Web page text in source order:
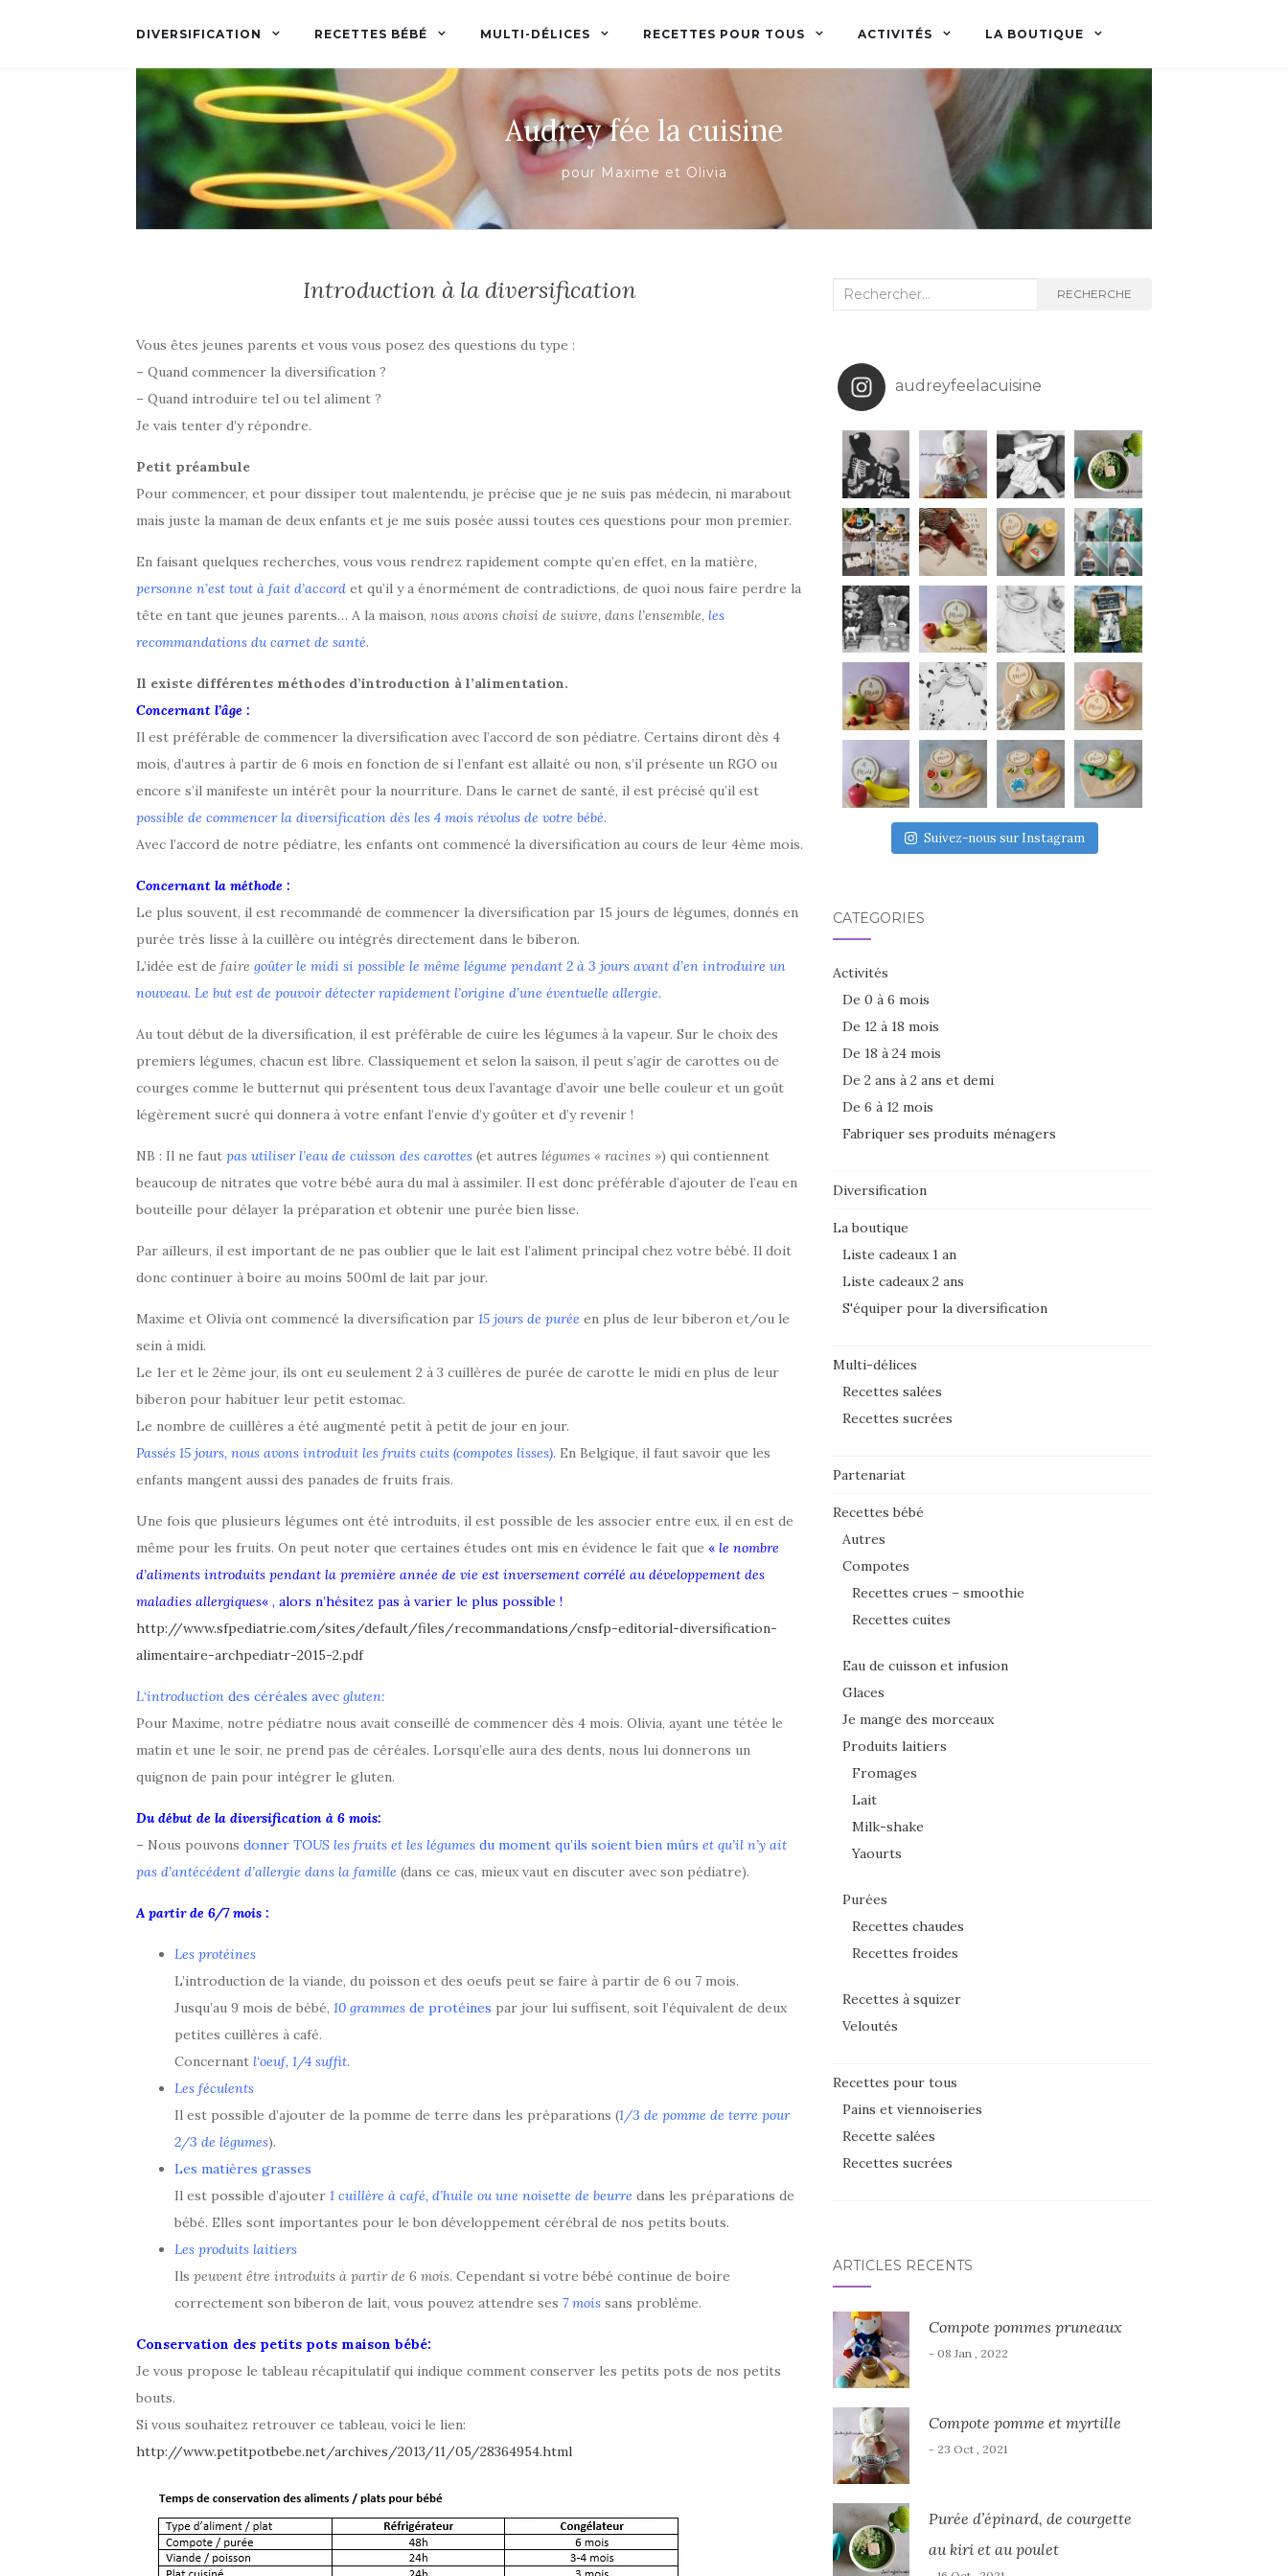
DIVERSIFICATION RECETTES BÉBÉ MULTI-DÉLICES RECETTES POUR TOUS ACTIVITÉS LA BOUTIQUE
Audrey fée la cuisine
pour Maxime et Olivia
Introduction à la diversification
Vous êtes jeunes parents et vous vous posez des questions du type :
– Quand commencer la diversification ?
– Quand introduire tel ou tel aliment ?
Je vais tenter d’y répondre.
Petit préambule
Pour commencer, et pour dissiper tout malentendu, je précise que je ne suis pas médecin, ni marabout
mais juste la maman de deux enfants et je me suis posée aussi toutes ces questions pour mon premier.
En faisant quelques recherches, vous vous rendrez rapidement compte qu’en effet, en la matière,
personne n’est tout à fait d’accord et qu’il y a énormément de contradictions, de quoi nous faire perdre la
tête en tant que jeunes parents… A la maison, nous avons choisi de suivre, dans l’ensemble, les
recommandations du carnet de santé.
Il existe différentes méthodes d’introduction à l’alimentation.
Concernant l’âge :
Il est préférable de commencer la diversification avec l’accord de son pédiatre. Certains diront dès 4
mois, d’autres à partir de 6 mois en fonction de si l’enfant est allaité ou non, s’il présente un RGO ou
encore s’il manifeste un intérêt pour la nourriture. Dans le carnet de santé, il est précisé qu’il est
possible de commencer la diversification dès les 4 mois révolus de votre bébé.
Avec l’accord de notre pédiatre, les enfants ont commencé la diversification au cours de leur 4ème mois.
Concernant la méthode :
Le plus souvent, il est recommandé de commencer la diversification par 15 jours de légumes, donnés en
purée très lisse à la cuillère ou intégrés directement dans le biberon.
L’idée est de faire goûter le midi si possible le même légume pendant 2 à 3 jours avant d’en introduire un
nouveau. Le but est de pouvoir détecter rapidement l’origine d’une éventuelle allergie.
Au tout début de la diversification, il est préférable de cuire les légumes à la vapeur. Sur le choix des
premiers légumes, chacun est libre. Classiquement et selon la saison, il peut s’agir de carottes ou de
courges comme le butternut qui présentent tous deux l’avantage d’avoir une belle couleur et un goût
légèrement sucré qui donnera à votre enfant l’envie d’y goûter et d’y revenir !
NB : Il ne faut pas utiliser l’eau de cuisson des carottes (et autres légumes « racines ») qui contiennent
beaucoup de nitrates que votre bébé aura du mal à assimiler. Il est donc préférable d’ajouter de l’eau en
bouteille pour délayer la préparation et obtenir une purée bien lisse.
Par ailleurs, il est important de ne pas oublier que le lait est l’aliment principal chez votre bébé. Il doit
donc continuer à boire au moins 500ml de lait par jour.
Maxime et Olivia ont commencé la diversification par 15 jours de purée en plus de leur biberon et/ou le
sein à midi.
Le 1er et le 2ème jour, ils ont eu seulement 2 à 3 cuillères de purée de carotte le midi en plus de leur
biberon pour habituer leur petit estomac.
Le nombre de cuillères a été augmenté petit à petit de jour en jour.
Passés 15 jours, nous avons introduit les fruits cuits (compotes lisses). En Belgique, il faut savoir que les
enfants mangent aussi des panades de fruits frais.
Une fois que plusieurs légumes ont été introduits, il est possible de les associer entre eux, il en est de
même pour les fruits. On peut noter que certaines études ont mis en évidence le fait que « le nombre
d’aliments introduits pendant la première année de vie est inversement corrélé au développement des
maladies allergiques« , alors n’hésitez pas à varier le plus possible !
http://www.sfpediatrie.com/sites/default/files/recommandations/cnsfp-editorial-diversification-
alimentaire-archpediatr-2015-2.pdf
L‘introduction des céréales avec gluten:
Pour Maxime, notre pédiatre nous avait conseillé de commencer dès 4 mois. Olivia, ayant une tétée le
matin et une le soir, ne prend pas de céréales. Lorsqu’elle aura des dents, nous lui donnerons un
quignon de pain pour intégrer le gluten.
Du début de la diversification à 6 mois:
– Nous pouvons donner TOUS les fruits et les légumes du moment qu’ils soient bien mûrs et qu’il n’y ait
pas d’antécédent d’allergie dans la famille (dans ce cas, mieux vaut en discuter avec son pédiatre).
A partir de 6/7 mois :
Les protéines
L’introduction de la viande, du poisson et des oeufs peut se faire à partir de 6 ou 7 mois.
Jusqu’au 9 mois de bébé, 10 grammes de protéines par jour lui suffisent, soit l’équivalent de deux
petites cuillères à café.
Concernant l‘oeuf, 1/4 suffit.
Les féculents
Il est possible d’ajouter de la pomme de terre dans les préparations (1/3 de pomme de terre pour
2/3 de légumes).
Les matières grasses
Il est possible d’ajouter 1 cuillère à café, d’huile ou une noisette de beurre dans les préparations de
bébé. Elles sont importantes pour le bon développement cérébral de nos petits bouts.
Les produits laitiers
Ils peuvent être introduits à partir de 6 mois. Cependant si votre bébé continue de boire
correctement son biberon de lait, vous pouvez attendre ses 7 mois sans problème.
Conservation des petits pots maison bébé:
Je vous propose le tableau récapitulatif qui indique comment conserver les petits pots de nos petits
bouts.
Si vous souhaitez retrouver ce tableau, voici le lien:
http://www.petitpotbebe.net/archives/2013/11/05/28364954.html
Recherche
RECHERCHE
audreyfeelacuisine
Suivez-nous sur Instagram
CATÉGORIES
Activités
De 0 à 6 mois
De 12 à 18 mois
De 18 à 24 mois
De 2 ans à 2 ans et demi
De 6 à 12 mois
Fabriquer ses produits ménagers
Diversification
La boutique
Liste cadeaux 1 an
Liste cadeaux 2 ans
S'équiper pour la diversification
Multi-délices
Recettes salées
Recettes sucrées
Partenariat
Recettes bébé
Autres
Compotes
Recettes crues – smoothie
Recettes cuites
Eau de cuisson et infusion
Glaces
Je mange des morceaux
Produits laitiers
Fromages
Lait
Milk-shake
Yaourts
Purées
Recettes chaudes
Recettes froides
Recettes à squizer
Veloutés
Recettes pour tous
Pains et viennoiseries
Recette salées
Recettes sucrées
ARTICLES RÉCENTS
Compote pommes pruneaux
- 08 Jan , 2022
Compote pomme et myrtille
- 23 Oct , 2021
Purée d’épinard, de courgette
au kiri et au poulet